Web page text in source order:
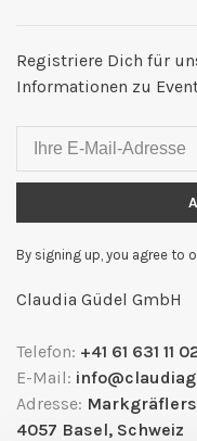
Registriere Dich für
Informationen zu
By signing up, you agree to
Claudia Güdel GmbH
Telefon: +41 61 631 11
E-Mail:
Adresse:
4057 Basel, Schweiz